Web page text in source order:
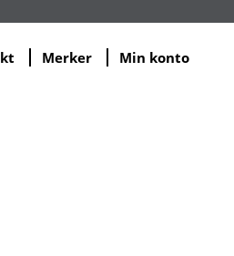
Merker Min konto